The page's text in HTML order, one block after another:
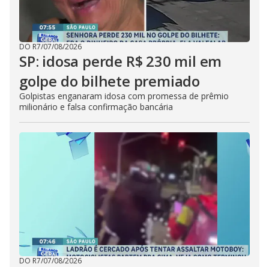
DO R7/07/08/2026
SP: idosa perde R$ 230 mil em
golpe do bilhete premiado
Golpistas enganaram idosa com promessa de prêmio
milionário e falsa confirmação bancária
DO R7/07/08/2026